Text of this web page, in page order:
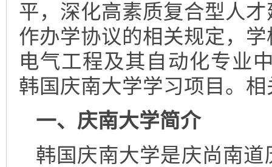
平，深化高素质复合型人
作办学协议的相关规定，
电气工程及其自动化专业
韩国庆南大学学习项目。
一、庆南大学简介
韩国庆南大学是庆尚南